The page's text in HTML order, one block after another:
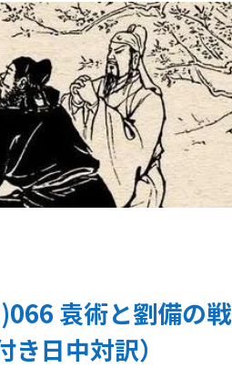
袁術と劉備の戦
日中対訳）